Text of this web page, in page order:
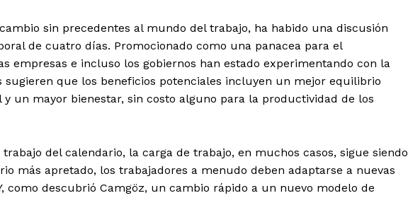
sin precedentes al mundo del trabajo, ha habido una discusión
de cuatro días. Promocionado como una panacea para el
empresas e incluso los gobiernos han estado experimentando con la
sugieren que los beneficios potenciales incluyen un mejor equilibrio
un mayor bienestar, sin costo alguno para la productividad de los
del calendario, la carga de trabajo, en muchos casos, sigue siendo
más apretado, los trabajadores a menudo deben adaptarse a nuevas
como descubrió Camgöz, un cambio rápido a un nuevo modelo de